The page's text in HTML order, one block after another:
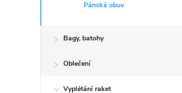
a
Pánská obuv
Bagy, batohy
Oblečení
Vyplétání raket